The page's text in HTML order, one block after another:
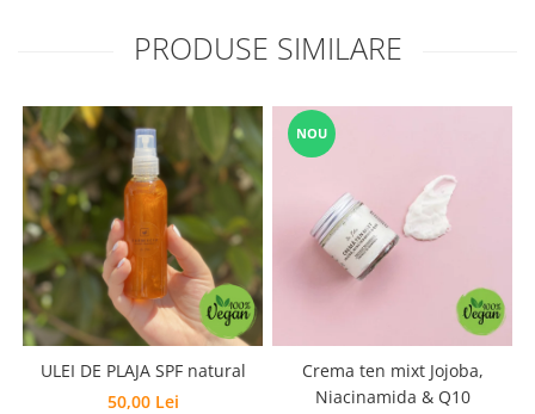
PRODUSE SIMILARE
ULEI DE PLAJA SPF natural
50,00 Lei
NOU
Crema ten mixt Jojoba,
Niacinamida & Q10